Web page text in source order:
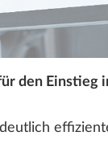
den Einstieg